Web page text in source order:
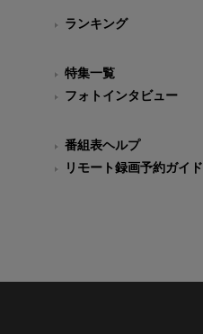
ランキング
特集一覧
フォトインタビュー
番組表ヘルプ
リモート録画予約ガイド